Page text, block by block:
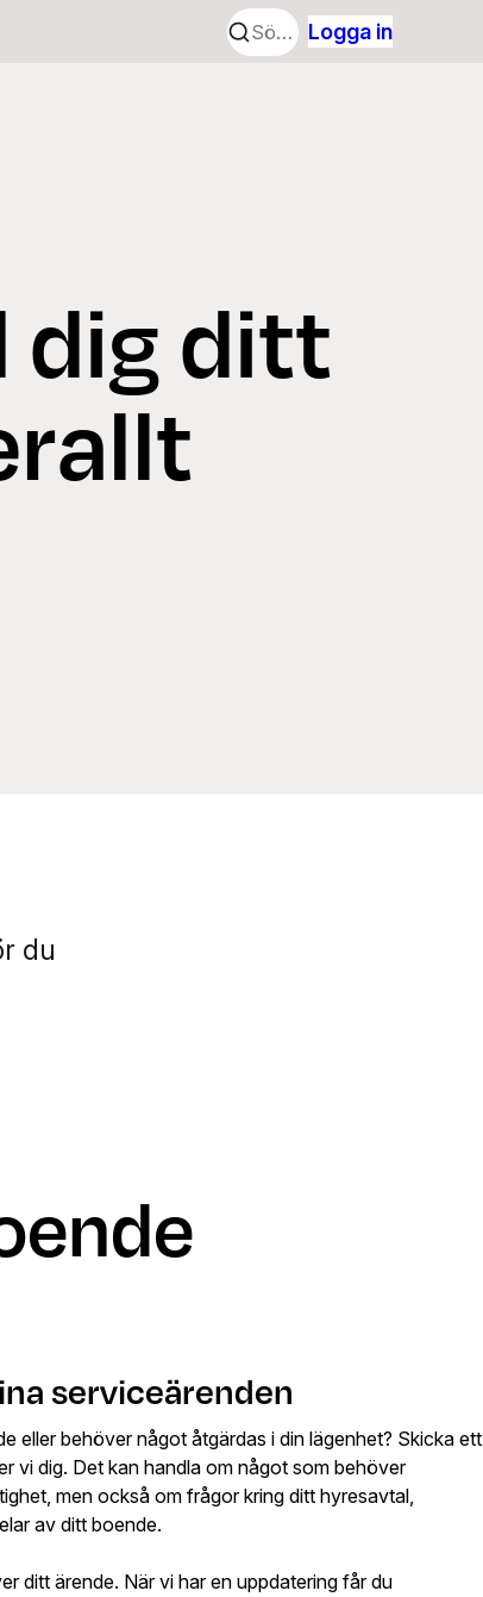
Logga in
dig ditt
du
serviceärenden
eller behöver något åtgärdas i din lägenhet? Skicka ett
vi dig. Det kan handla om något som behöver
men också om frågor kring ditt hyresavtal,
av ditt boende.
ditt ärende. När vi har en uppdatering får du